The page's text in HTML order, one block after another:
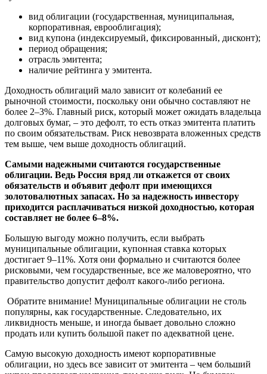
вид облигации (государственная, муниципальная,
корпоративная, еврооблигация);
вид купона (индексируемый, фиксированный, дисконт);
период обращения;
отрасль эмитента;
наличие рейтинга у эмитента.
Доходность облигаций мало зависит от колебаний ее
рыночной стоимости, поскольку они обычно составляют не
более 2–3%. Главный риск, который может ожидать владельца
долговых бумаг, – это дефолт, то есть отказ эмитента платить
по своим обязательствам. Риск невозврата вложенных средств
тем выше, чем выше доходность облигаций.
Самыми надежными считаются государственные
облигации. Ведь Россия вряд ли откажется от своих
обязательств и объявит дефолт при имеющихся
золотовалютных запасах. Но за надежность инвестору
приходится расплачиваться низкой доходностью, которая
составляет не более 6–8%.
Большую выгоду можно получить, если выбрать
муниципальные облигации, купонная ставка которых
достигает 9–11%. Хотя они формально и считаются более
рисковыми, чем государственные, все же маловероятно, что
правительство допустит дефолт какого-либо региона.
Обратите внимание! Муниципальные облигации не столь
популярны, как государственные. Следовательно, их
ликвидность меньше, и иногда бывает довольно сложно
продать или купить большой пакет по адекватной цене.
Самую высокую доходность имеют корпоративные
облигации, но здесь все зависит от эмитента – чем больший